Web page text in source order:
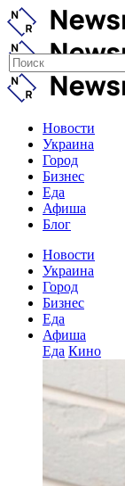
Новости
Украина
Город
Бизнес
Еда
Афиша
Блог
Новости
Украина
Город
Бизнес
Еда
Афиша
Еда Кино